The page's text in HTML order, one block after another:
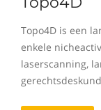
Topo4D is een
enkele
laserscanning,